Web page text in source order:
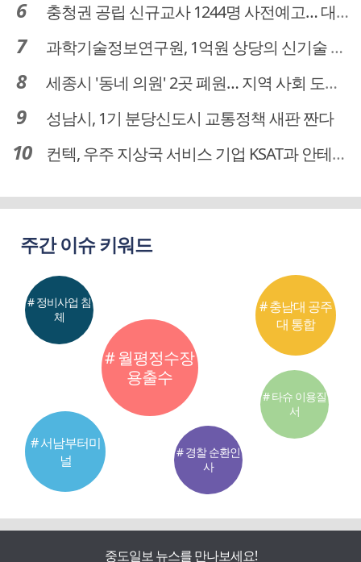
충청권 공립 신규교사 1244명 사전예고… 대전 초등 34명서 4명으로
과학기술정보연구원, 1억원 상당의 신기술 기업 이전 완료
세종시 '동네 의원' 2곳 폐원… 지역 사회 도마 위
성남시, 1기 분당신도시 교통정책 새판 짠다
컨텍, 우주 지상국 서비스 기업 KSAT과 안테나 6기 계약 체결
주간 이슈 키워드
# 월평정수장
용출수
# 서남부터미
널
# 충남대 공주
대 통합
# 정비사업 침
체
# 경찰 순환인
사
# 타슈 이용질
서
중도일보 뉴스를 만나보세요!